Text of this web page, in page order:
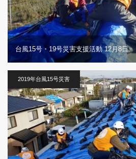
台風15号・19号災害支援活動 12月8日
2019年台風15号災害